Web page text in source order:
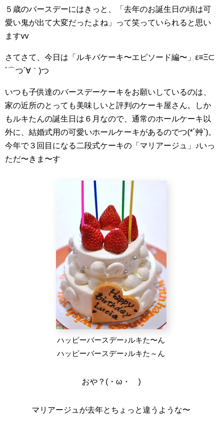
５歳のバースデーにはきっと、「去年のお誕生日の頃は可
愛い鬼が出て大変だったよね」って笑っていられると思い
ますvv
さてさて、今日は「ルキバケーキ〜エピソード編〜」ε≡Ξ⊂
´⌒つ´∀｀)つ
いつも子供達のバースデーケーキをお願いしているのは、
家の近所のとっても美味しいと評判のケーキ屋さん。しか
もルキたんの誕生日は６月なので、通常のホールケーキ以
外に、結婚式用の可愛いホールケーキがあるのでつ(*´艸`)。
今年で３回目になる二段式ケーキの「マリアージュ」♪いっ
ただ〜きま〜す
ハッピーバースデー♪ルキた〜ん
ハッピーバースデー♪ルキた～ん
おや？(・ω・ )
マリアージュが去年とちょっと違うような〜